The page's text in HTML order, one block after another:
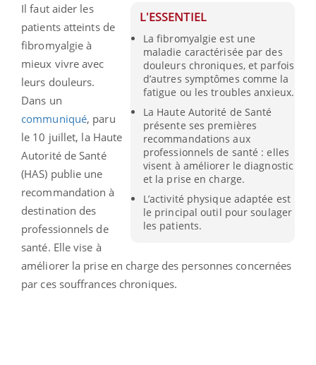
L'ESSENTIEL
La fibromyalgie est une
maladie caractérisée par des
douleurs chroniques, et parfois
d’autres symptômes comme la
fatigue ou les troubles anxieux.
La Haute Autorité de Santé
présente ses premières
recommandations aux
professionnels de santé : elles
visent à améliorer le diagnostic
et la prise en charge.
L’activité physique adaptée est
le principal outil pour soulager
les patients.
Il faut aider les
patients atteints de
fibromyalgie à
mieux vivre avec
leurs douleurs.
Dans un
communiqué, paru
le 10 juillet, la Haute
Autorité de Santé
(HAS) publie une
recommandation à
destination des
professionnels de
santé. Elle vise à
améliorer la prise en charge des personnes concernées
par ces souffrances chroniques.